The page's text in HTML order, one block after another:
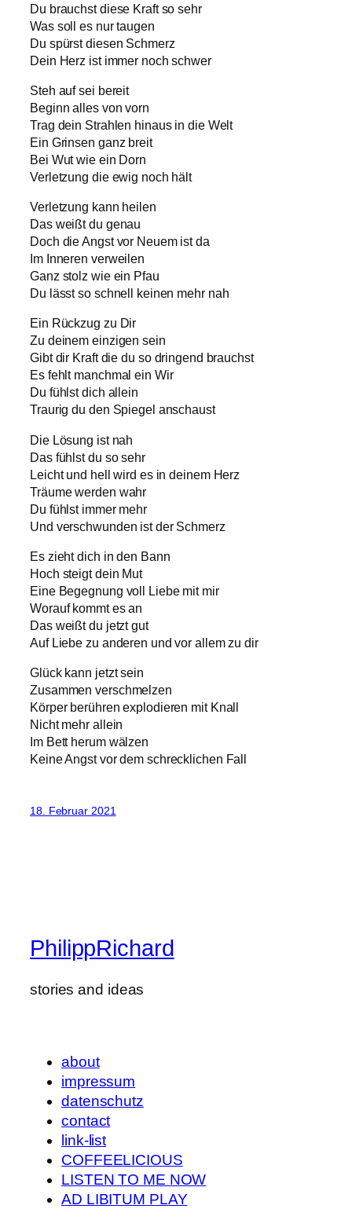
Du brauchst diese Kraft so sehr
Was soll es nur taugen
Du spürst diesen Schmerz
Dein Herz ist immer noch schwer
Steh auf sei bereit
Beginn alles von vorn
Trag dein Strahlen hinaus in die Welt
Ein Grinsen ganz breit
Bei Wut wie ein Dorn
Verletzung die ewig noch hält
Verletzung kann heilen
Das weißt du genau
Doch die Angst vor Neuem ist da
Im Inneren verweilen
Ganz stolz wie ein Pfau
Du lässt so schnell keinen mehr nah
Ein Rückzug zu Dir
Zu deinem einzigen sein
Gibt dir Kraft die du so dringend brauchst
Es fehlt manchmal ein Wir
Du fühlst dich allein
Traurig du den Spiegel anschaust
Die Lösung ist nah
Das fühlst du so sehr
Leicht und hell wird es in deinem Herz
Träume werden wahr
Du fühlst immer mehr
Und verschwunden ist der Schmerz
Es zieht dich in den Bann
Hoch steigt dein Mut
Eine Begegnung voll Liebe mit mir
Worauf kommt es an
Das weißt du jetzt gut
Auf Liebe zu anderen und vor allem zu dir
Glück kann jetzt sein
Zusammen verschmelzen
Körper berühren explodieren mit Knall
Nicht mehr allein
Im Bett herum wälzen
Keine Angst vor dem schrecklichen Fall
18. Februar 2021
PhilippRichard
stories and ideas
about
impressum
datenschutz
contact
link-list
COFFEELICIOUS
LISTEN TO ME NOW
AD LIBITUM PLAY